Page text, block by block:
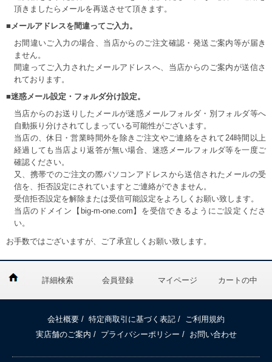
頂きましたらメールを再送させて頂きます。
■メールアドレスを間違ってご入力。
お間違いご入力の場合、当店からのご注文確認・発送ご案内等が届き
ません。
間違ってご入力されたメールアドレスへ、当店からのご案内が送信さ
れております。
■迷惑メール設定・フォルダ分け設定。
当店からのお送りしたメールが迷惑メールフォルダ・別フォルダ等へ
自動振り分けされてしまっている可能性がございます。
当店の、休日・営業時間外を除きご注文やご連絡をされて24時間以上
経過しても当店より返答が無い場合、迷惑メールフォルダ等を一度ご
確認ください。
又、携帯でのご注文の際パソコンアドレスから送信されたメールの受
信を、拒否設定にされていますとご連絡ができません。
受信拒否設定を解除または受信可能設定をよろしくお願い致します。
当店のドメイン【big-m-one.com】を受信できるようにご設定くださ
い。
お手数ではございますが、ご了承宜しくお願い致します。
詳細検索 会員登録 マイページ カートの中
会社概要 / 特定商取引に基づく表記 /
ご利用規約
実店舗のご案内 / プライバシーポリシー / お問い合わせ